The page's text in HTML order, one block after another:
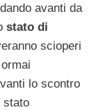
avanti da
stato di
scioperi
lo scontro
stato